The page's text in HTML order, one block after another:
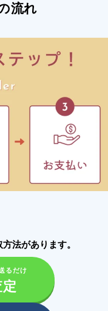
流れ
法があります。​
るだけ